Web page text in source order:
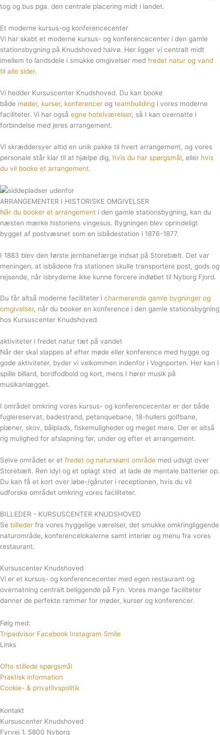
tog og bus pga. den centrale placering midt i landet.
Et moderne kursus-og konferencecenter
Vi har skabt et moderne kursus- og konferencecenter i den gamle
stationsbygning på Knudshoved halvø. Her ligger vi centralt midt
imellem to landsdele i smukke omgivelser med fredet natur og vand
til alle sider.
Vi hedder Kursuscenter Knudshoved. Du kan booke
både møder, kurser, konferencer og teambuilding i vores moderne
faciliteter. Vi har også egne hotelværelser, så I kan overnatte i
forbindelse med jeres arrangement.
Vi skræddersyer altid en unik pakke til hvert arrangement, og vores
personale står klar til at hjælpe dig, hvis du har spørgsmål, eller hvis
du vil booke et arrangement.
ARRANGEMENTER I HISTORISKE OMGIVELSER
Når du booker et arrangement i den gamle stationsbygning, kan du
næsten mærke historiens vingesus. Bygningen blev oprindeligt
bygget af postvæsnet som en isbådestation i 1876-1877.
I 1883 blev den første jernbanefærge indsat på Storebælt. Det var
meningen, at isbådene fra stationen skulle transportere post, gods og
rejsende, når isbryderne ikke kunne forcere indløbet til Nyborg Fjord.
Du får altså moderne faciliteter i charmerende gamle bygninger og
omgivelser, når du booker en konference i den gamle stationsbygning
hos Kursuscenter Knudshoved.
aktiviteter i fredet natur tæt på vandet
Når der skal slappes af efter møde eller konference med hygge og
gode aktiviteter, byder vi velkommen indenfor i Vognporten. Her kan I
spille billard, bordfodbold og kort, mens I hører musik på
musikanlægget.
I området omkring vores kursus- og konferencecenter er der både
fuglereservat, badestrand, petanquebane, 18-hullers golfbane,
plæner, skov, bålplads, fiskemuligheder og meget mere. Der er altså
rig mulighed for afslapning før, under og efter et arrangement.
Selve området er et fredet og naturskønt område med udsigt over
Storebælt. Ren idyl og et oplagt sted at lade de mentale batterier op.
Du kan få et kort over løbe-/gåruter i receptionen, hvis du vil
udforske området omkring vores faciliteter.
BILLEDER - KURSUSCENTER KNUDSHOVED
Se billeder fra vores hyggelige værelser, det smukke omkringliggende
naturområde, konferencelokalerne samt interiør og menu fra vores
restaurant.
Kursuscenter Knudshoved
Vi er et kursus- og konferencecenter med egen restaurant og
overnatning centralt beliggende på Fyn. Vores mange faciliteter
danner de perfekte rammer for møder, kurser og konferencer.
Følg med:
Tripadvisor Facebook Instagram Smile
Links
Ofte stillede spørgsmål
Praktisk information
Cookie- & privatlivspolitik
Kontakt
Kursuscenter Knudshoved
Fyrvej 1, 5800 Nyborg